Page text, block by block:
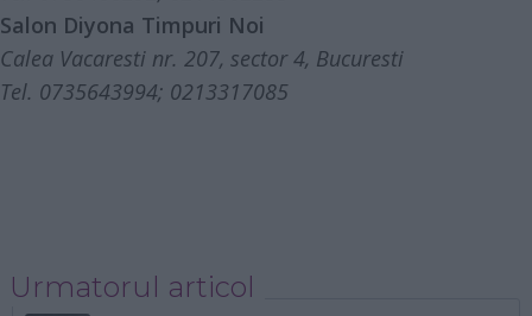
Salon Diyona Timpuri Noi
Calea Vacaresti nr. 207, sector 4, Bucuresti
Tel. 0735643994; 0213317085
Urmatorul articol